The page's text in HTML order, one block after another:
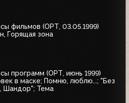
фильмов (ОРТ, 03.05.1999)
Горящая зона
программ (ОРТ, июнь 1999)
в маске; Помню, люблю...; "Без
Шандор"; Тема